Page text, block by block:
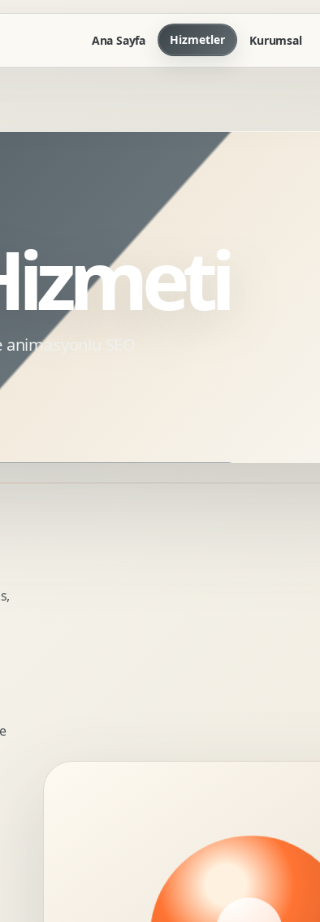
Ana Sayfa Hizmetler Kurumsal
SEO